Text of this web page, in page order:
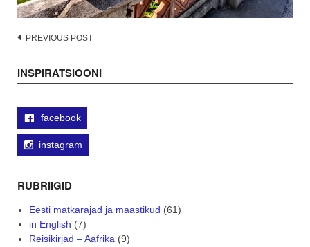
Post
PREVIOUS POST
INSPIRATSIOONI
facebook
instagram
RUBRIIGID
Eesti matkarajad ja maastikud (61)
in English (7)
Reisikirjad – Aafrika(9)